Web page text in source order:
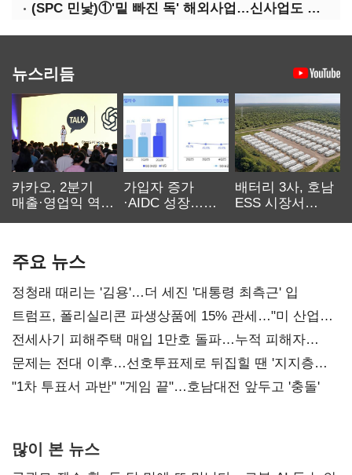
(SPC 민낯)①'밑 빠진 독' 해외사업…신사업도 경고등
뉴스리듬
카카오, 2분기
매출·영업익 역대
가입자 증가
·AIDC 성장…
배터리 3사, 호남
ESS 시장서
주요 뉴스
정청래 때리는 '김용'…더 세진 '대통령 최측근' 입
트럼프, 폴리실리콘 파생상품에 15% 관세…"미 산업
재건"
전세사기 피해주택 매입 1만호 돌파…누적 피해자
4만278명
문제는 전대 이후…선호투표제로 뒤집힐 땐 '지지층
불복'
"1차 투표서 과반" "게임 끝"…호남대전 앞두고 '충돌'
많이 본 뉴스